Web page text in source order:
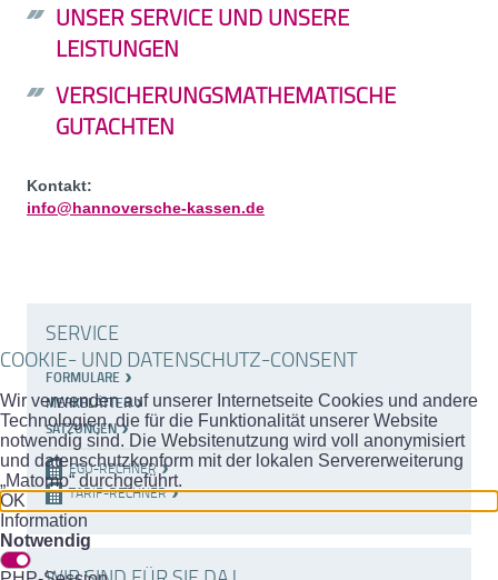
COOKIE- UND DATENSCHUTZ-CONSENT
Wir verwenden auf unserer Internetseite Cookies und andere
Technologien, die für die Funktionalität unserer Website
notwendig sind. Die Websitenutzung wird voll anonymisiert
und datenschutzkonform mit der lokalen Servererweiterung
„Matomo“ durchgeführt.
OK
Information
Notwendig
UNSER SERVICE UND UNSERE
LEISTUNGEN
VERSICHERUNGSMATHEMATISCHE
GUTACHTEN
Kontakt:
info@hannoversche-kassen.de
SERVICE
FORMULARE
MERKBLÄTTER
SATZUNGEN
EGU-RECHNER
TARIF-RECHNER